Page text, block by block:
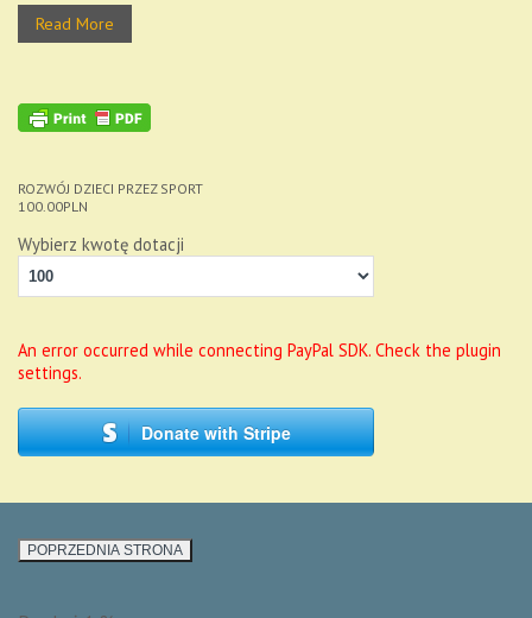
Read More
ROZWÓJ DZIECI PRZEZ SPORT
100.00PLN
Wybierz kwotę dotacji
An error occurred while connecting PayPal SDK. Check the plugin
settings.
Donate with Stripe